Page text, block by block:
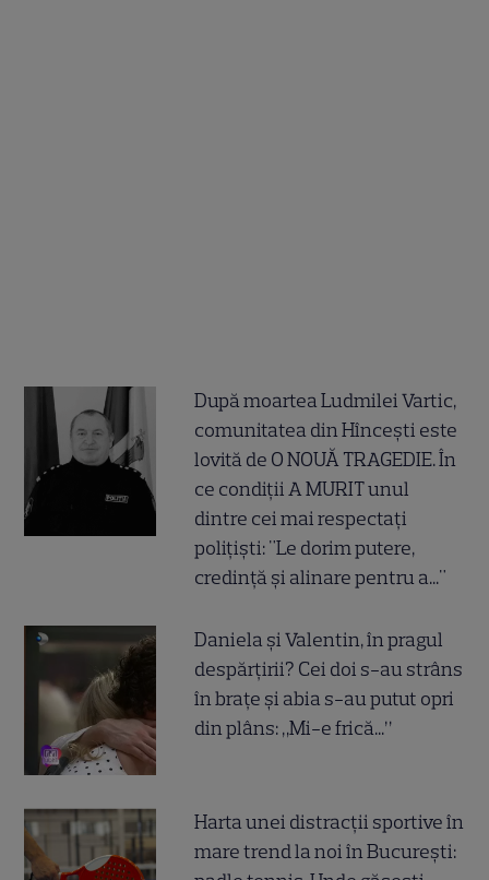
După moartea Ludmilei Vartic,
comunitatea din Hîncești este
lovită de O NOUĂ TRAGEDIE. În
ce condiții A MURIT unul
dintre cei mai respectați
polițiști: "Le dorim putere,
credință și alinare pentru a..."
Daniela și Valentin, în pragul
despărțirii? Cei doi s-au strâns
în brațe și abia s-au putut opri
din plâns: „Mi-e frică...”
Harta unei distracții sportive în
mare trend la noi în București: